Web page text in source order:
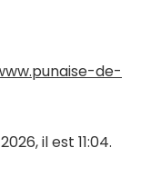
de-
il est 11:04.